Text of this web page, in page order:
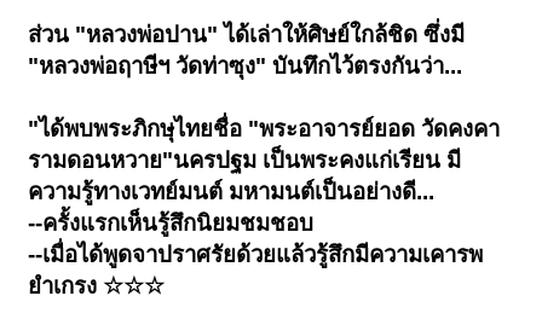
ส่วน "หลวงพ่อปาน" ได้เล่าให้ศิษย์ใกล้ชิด ซึ่งมี
"หลวงพ่อฤาษีฯ วัดท่าซุง" บันทึกไว้ตรงกันว่า...
"ได้พบพระภิกษุไทยชื่อ "พระอาจารย์ยอด วัดคงคา
รามดอนหวาย"นครปฐม เป็นพระคงแก่เรียน มี
ความรู้ทางเวทย์มนต์ มหามนต์เป็นอย่างดี...
--ครั้งแรกเห็นรู้สึกนิยมชมชอบ
--เมื่อได้พูดจาปราศรัยด้วยแล้วรู้สึกมีความเคารพ
ยำเกรง ☆☆☆